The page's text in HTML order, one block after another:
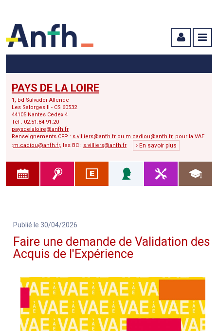
PAYS DE LA LOIRE
1, bd Salvador-Allende
Les Salorges II - CS 60532
44105 Nantes Cedex 4
Tél : 02.51.84.91.20
paysdelaloire@anfh.fr
Renseignements CFP : s.villiers@anfh.fr ou m.cadiou@anfh.fr, pour la VAE
:m.cadiou@anfh.fr, les BC : s.villiers@anfh.fr En savoir plus
Publié le 30/04/2026
Faire une demande de Validation des
Acquis de l'Expérience